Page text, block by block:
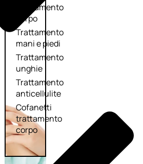
Trattamento
corpo
Trattamento
mani e piedi
Trattamento
unghie
Trattamento
anticellulite
Cofanetti
trattamento
corpo